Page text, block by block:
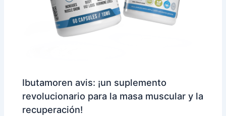
Ibutamoren avis: ¡un suplemento
revolucionario para la masa muscular y la
recuperación!